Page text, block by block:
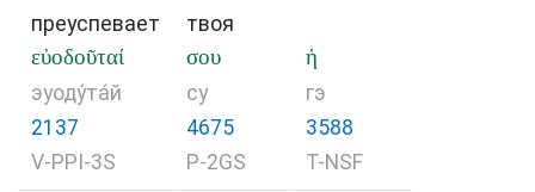
преуспевает
εὐοδοῦταί
эуоду́та́й
2137
V-PPI-3S
твоя
σου
су
4675
P-2GS
ἡ
гэ
3588
T-NSF